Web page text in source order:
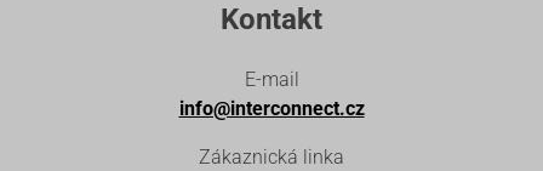
Kontakt
E-mail
info@interconnect.cz
Zákaznická linka